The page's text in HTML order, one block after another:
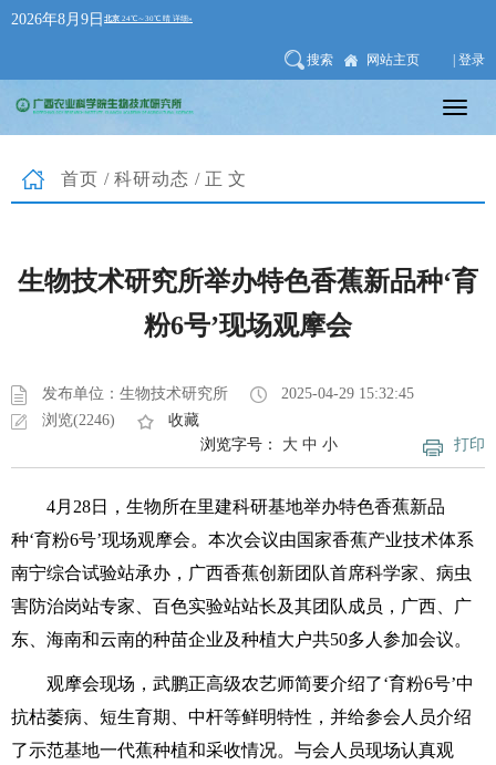
2026年8月9日
搜索 网站主页 | 登录
首页 / 科研动态 /正文
生物技术研究所举办特色香蕉新品种‘育
粉6号’现场观摩会
发布单位：生物技术研究所
2025-04-29 15:32:45
浏览(2246)
收藏
打印
浏览字号： 大 中 小
4月28日，生物所在里建科研基地举办特色香蕉新品
种‘育粉6号’现场观摩会。本次会议由国家香蕉产业技术体系
南宁综合试验站承办，广西香蕉创新团队首席科学家、病虫
害防治岗站专家、百色实验站站长及其团队成员，广西、广
东、海南和云南的种苗企业及种植大户共50多人参加会议。
观摩会现场，武鹏正高级农艺师简要介绍了‘育粉6号’中
抗枯萎病、短生育期、中杆等鲜明特性，并给参会人员介绍
了示范基地一代蕉种植和采收情况。与会人员现场认真观